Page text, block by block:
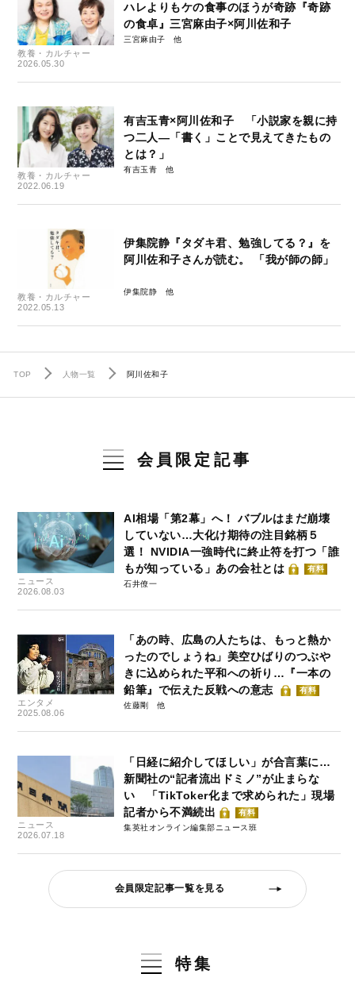
教養・カルチャー
2026.05.30
ハレよりもケの食事のほうが奇跡『奇跡
の食卓』三宮麻由子×阿川佐和子
三宮麻由子
教養・カルチャー
2022.06.19
有吉玉青×阿川佐和子 「小説家を親に持
つ二人―「書く」ことで見えてきたもの
とは？」
有吉玉青
教養・カルチャー
2022.05.13
伊集院静『タダキ君、勉強してる？』を
阿川佐和子さんが読む。 「我が師の師」
伊集院静
TOP 人物一覧 阿川佐和子
会員限定記事
ニュース
2026.08.03
AI相場「第2幕」へ！ バブルはまだ崩壊
していない…大化け期待の注目銘柄５
選！ NVIDIA一強時代に終止符を打つ「誰
もが知っている」あの会社とは
有料
石井僚一
エンタメ
2025.08.06
「あの時、広島の人たちは、もっと熱か
ったのでしょうね」美空ひばりのつぶや
きに込められた平和への祈り…『一本の
鉛筆』で伝えた反戦への意志
有料
佐藤剛
ニュース
2026.07.18
「日経に紹介してほしい」が合言葉に…
新聞社の“記者流出ドミノ”が止まらな
い 「TikToker化まで求められた」現場
記者から不満続出
有料
集英社オンライン編集部ニュース班
会員限定記事一覧を見る
特集